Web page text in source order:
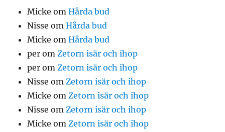
Micke omHårda bud
Nisse omHårda bud
Micke omHårda bud
per omZetorn isär och ihop
per omZetorn isär och ihop
Nisse omZetorn isär och ihop
Micke omZetorn isär och ihop
Nisse omZetorn isär och ihop
Micke omZetorn isär och ihop